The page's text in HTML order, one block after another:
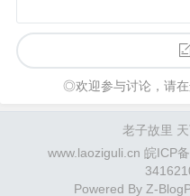
◎欢迎参与讨论，请在
老子故里
www.laoziguli.cn 皖ICP
Powered By Z-